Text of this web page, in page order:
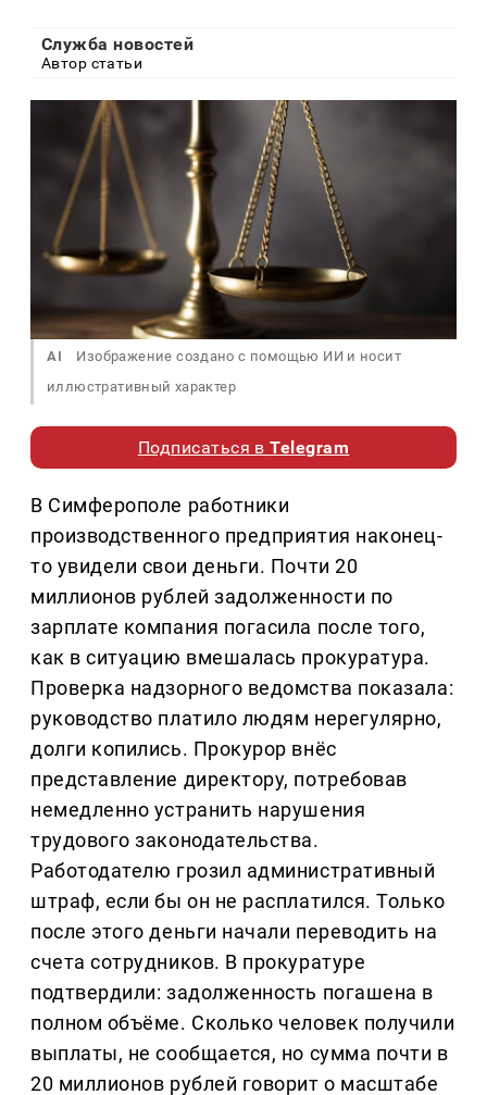
Служба новостей
Автор статьи
AI
Изображение создано с помощью ИИ и носит
иллюстративный характер
Подписаться вTelegram
В Симферополе работники
производственного предприятия наконец-
то увидели свои деньги. Почти 20
миллионов рублей задолженности по
зарплате компания погасила после того,
как в ситуацию вмешалась прокуратура.
Проверка надзорного ведомства показала:
руководство платило людям нерегулярно,
долги копились. Прокурор внёс
представление директору, потребовав
немедленно устранить нарушения
трудового законодательства.
Работодателю грозил административный
штраф, если бы он не расплатился. Только
после этого деньги начали переводить на
счета сотрудников. В прокуратуре
подтвердили: задолженность погашена в
полном объёме. Сколько человек получили
выплаты, не сообщается, но сумма почти в
20 миллионов рублей говорит о масштабе